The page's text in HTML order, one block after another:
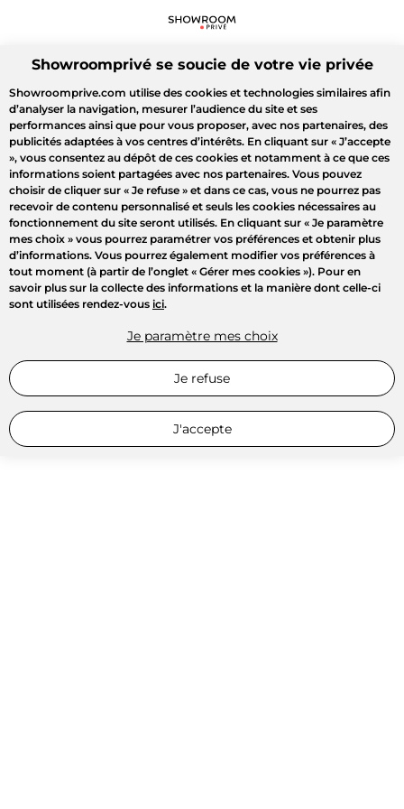
Showroomprivé se soucie de votre vie privée
Showroomprive.com utilise des cookies et technologies similaires afin
d’analyser la navigation, mesurer l’audience du site et ses
performances ainsi que pour vous proposer, avec nos partenaires, des
publicités adaptées à vos centres d’intérêts. En cliquant sur « J’accepte
», vous consentez au dépôt de ces cookies et notamment à ce que ces
informations soient partagées avec nos partenaires. Vous pouvez
choisir de cliquer sur « Je refuse » et dans ce cas, vous ne pourrez pas
recevoir de contenu personnalisé et seuls les cookies nécessaires au
fonctionnement du site seront utilisés. En cliquant sur « Je paramètre
mes choix » vous pourrez paramétrer vos préférences et obtenir plus
d’informations. Vous pourrez également modifier vos préférences à
tout moment (à partir de l’onglet « Gérer mes cookies »). Pour en
savoir plus sur la collecte des informations et la manière dont celle-ci
sont utilisées rendez-vous ici.
Je paramètre mes choix
Je refuse
J'accepte